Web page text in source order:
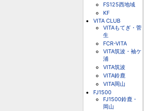
FS125西地域
KF
VITA CLUB
VITAもてぎ・菅
生
FCR-VITA
VITA筑波・袖ケ
浦
VITA筑波
VITA鈴鹿
VITA岡山
FJ1500
FJ1500鈴鹿・
岡山